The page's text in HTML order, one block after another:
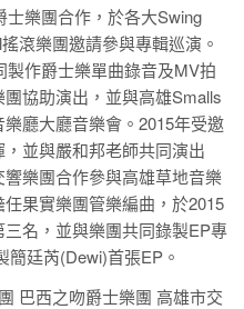
樂團合作，於各大Swing
滾樂團邀請參與專輯巡演。
作爵士樂單曲錄音及MV拍
協助演出，並與高雄Smalls
廳大廳音樂會。2015年受邀
並與嚴和邦老師共同演出
響樂團合作參與高雄草地音樂
果實樂團管樂編曲，於2015
名，並與樂團共同錄製EP專
廷芮(Dewi)首張EP。
巴西之吻爵士樂團 高雄市交